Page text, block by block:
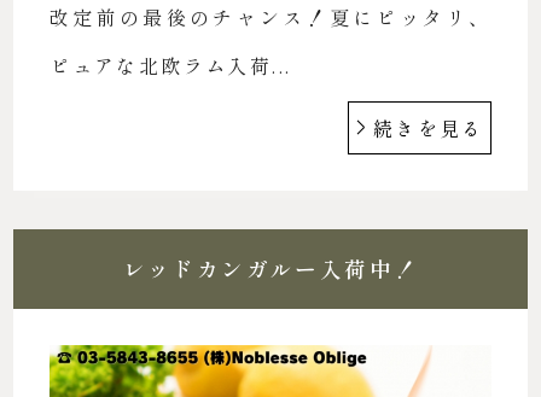
改定前の最後のチャンス！夏にピッタリ、
ピュアな北欧ラム入荷...
続きを見る
レッドカンガルー入荷中！